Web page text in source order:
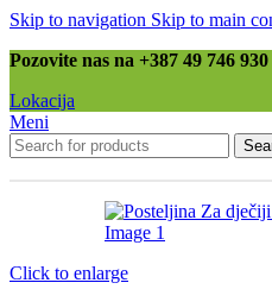
Skip to navigation Skip to main
Pozovite nas na +387 49 746 930
Lokacija
Meni
Click to enlarge